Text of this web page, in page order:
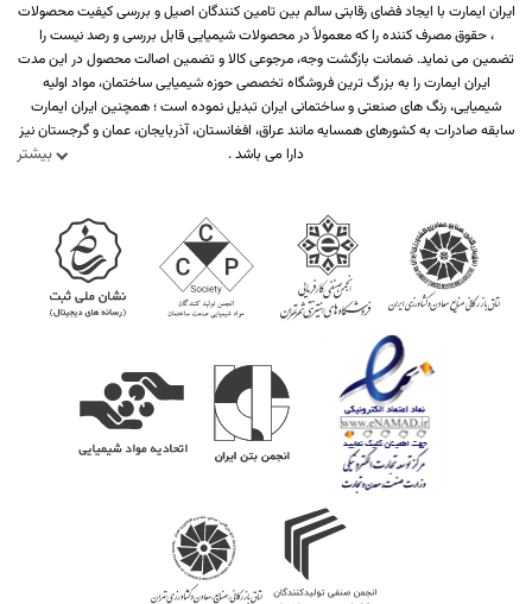
بیشتر
ایران ایمارت با ایجاد فضای رقابتی سالم بین تامین کنندگان اصیل و بررسی کیفیت محصولات
، حقوق مصرف کننده را که معمولاً در محصولات شیمیایی قابل بررسی و رصد نیست را
تضمین می نماید. ضمانت بازگشت وجه، مرجوعی کالا و تضمین اصالت محصول در این مدت
ایران ایمارت را به بزرگ ترین فروشگاه تخصصی حوزه شیمیایی ساختمان، مواد اولیه
شیمیایی، رنگ های صنعتی و ساختمانی ایران تبدیل نموده است ؛ همچنین ایران ایمارت
سابقه صادرات به کشورهای همسایه مانند عراق، افغانستان، آذربایجان، عمان و گرجستان نیز
دارا می باشد .